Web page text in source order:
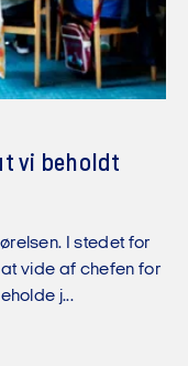
vi beholdt
I stedet for
vide af chefen for
j...